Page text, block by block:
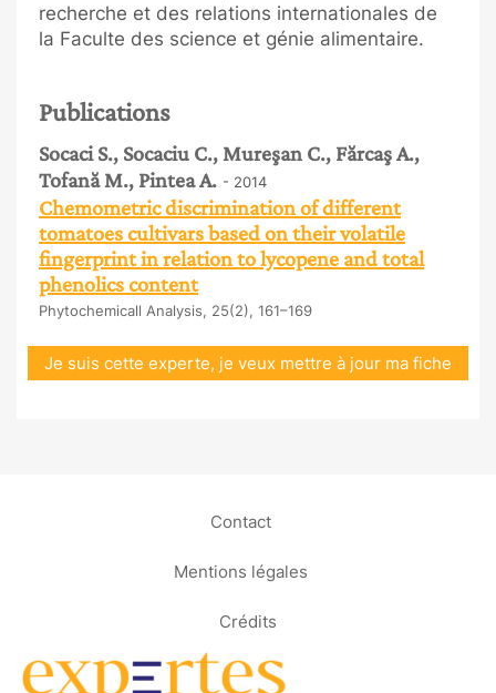
recherche et des relations internationales de
la Faculte des science et génie alimentaire.
Publications
Socaci S., Socaciu C., Mureşan C., Fărcaş A.,
Tofană M., Pintea A. - 2014
Chemometric discrimination of different
tomatoes cultivars based on their volatile
fingerprint in relation to lycopene and total
phenolics content
Phytochemicall Analysis, 25(2), 161–169
Je suis cette experte, je veux mettre à jour ma fiche
Contact
Mentions légales
Crédits